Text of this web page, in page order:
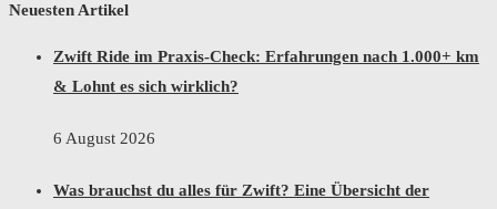
Neuesten Artikel
Zwift Ride im Praxis-Check: Erfahrungen nach 1.000+ km
& Lohnt es sich wirklich?
6 August 2026
Was brauchst du alles für Zwift? Eine Übersicht der